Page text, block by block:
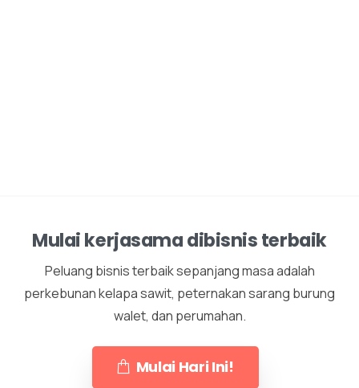
Mulai kerjasama dibisnis terbaik
Peluang bisnis terbaik sepanjang masa adalah
perkebunan kelapa sawit, peternakan sarang burung
walet, dan perumahan.
Mulai Hari Ini!